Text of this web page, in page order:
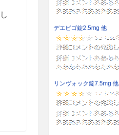
デエビゴ錠2.5mg 他
リンヴォック錠7.5mg 他